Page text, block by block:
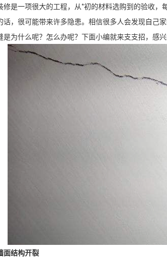
修是一项很大的工程，从*初的材料选购到的验收
话，很可能带来许多隐患。相信很多人会发现自己
是为什么呢？怎么办呢？下面小编就来支支招，感兴
面结构开裂